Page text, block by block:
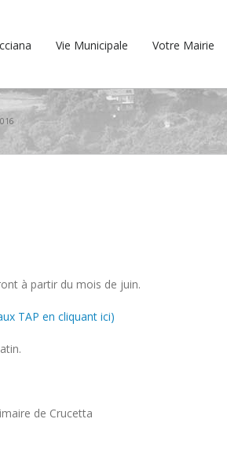
Vie Municipale Votre Mairie
à partir du mois de juin.
TAP en cliquant ici)
de Crucetta